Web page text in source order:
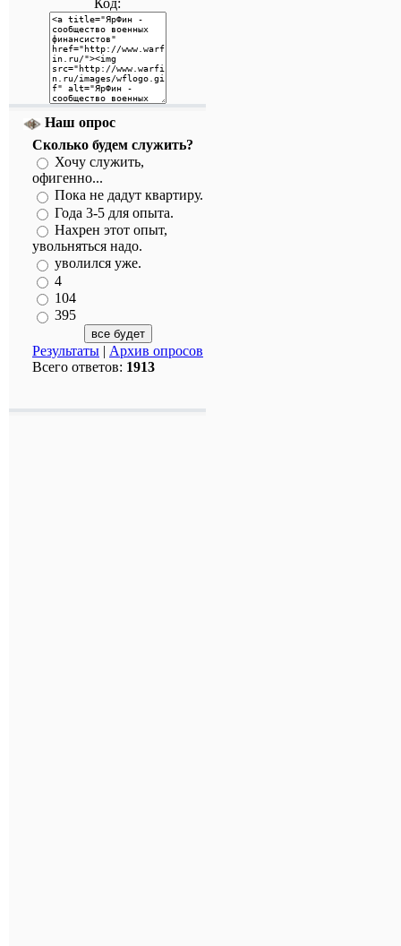
Код:
Наш опрос
Сколько будем служить?
Хочу служить,
офигенно...
Пока не дадут квартиру.
Года 3-5 для опыта.
Нахрен этот опыт,
увольняться надо.
уволился уже.
4
104
395
Результаты | Архив опросов
Всего ответов: 1913